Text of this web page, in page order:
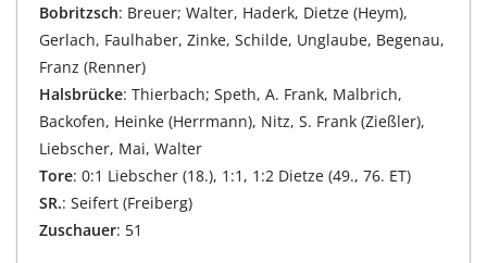
Bobritzsch: Breuer; Walter, Haderk, Dietze (Heym),
Gerlach, Faulhaber, Zinke, Schilde, Unglaube, Begenau,
Franz (Renner)
Halsbrücke: Thierbach; Speth, A. Frank, Malbrich,
Backofen, Heinke (Herrmann), Nitz, S. Frank (Zießler),
Liebscher, Mai, Walter
Tore: 0:1 Liebscher (18.), 1:1, 1:2 Dietze (49., 76. ET)
SR.: Seifert (Freiberg)
Zuschauer: 51